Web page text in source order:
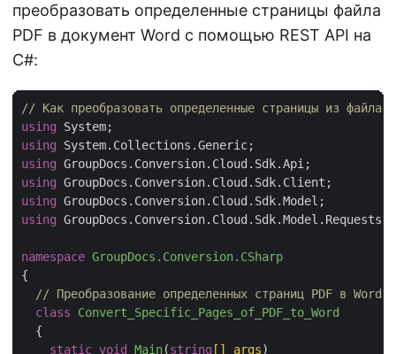
преобразовать определенные страницы файла
PDF в документ Word с помощью REST API на
C#:
// Как преобразовать определенные страницы из файла
using
using
using
using
using
using GroupDocs.Conversion.Cloud.Sdk.Model.Requests;
namespace GroupDocs.Conversion.CSharp
{
// Преобразование определенных страниц PDF в Word
class
Convert_Specific_Pages_of_PDF_to_Word
  {
static void Main(string [] args)